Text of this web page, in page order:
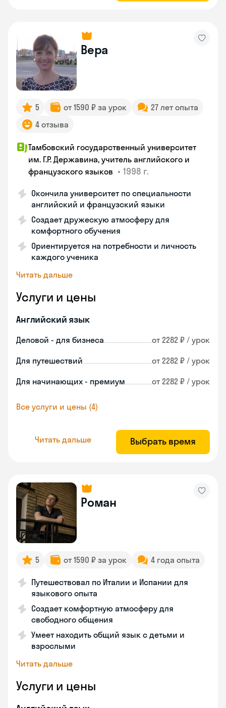
Вера
5 от 1590 ₽ за урок
27 лет опыта
4 отзыва
Тамбовский государственный университет
им. Г.Р. Державина, учитель английского и
французского языков • 1998 г.
Окончила университет по специальности
английский и французский языки
Создает дружескую атмосферу для
комфортного обучения
Ориентируется на потребности и личность
каждого ученика
Читать дальше
Услуги и цены
Английский язык
Деловой - для бизнеса от 2282 ₽ / урок
Для путешествий от 2282 ₽ / урок
Для начинающих - премиум от 2282 ₽ / урок
Все услуги и цены (4)
Читать дальше Выбрать время
Роман
5 от 1590 ₽ за урок 4 года опыта
Путешествовал по Италии и Испании для
языкового опыта
Создает комфортную атмосферу для
свободного общения
Умеет находить общий язык с детьми и
взрослыми
Читать дальше
Услуги и цены